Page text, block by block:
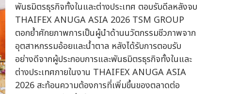
พันธมิตรธุรกิจทั้งในและต่างประเทศ ตอบรับดีลหลังจบ
THAIFEX ANUGA ASIA 2026 TSM GROUP
ตอกย้ำศักยภาพการเป็นผู้นำด้านนวัตกรรมชีวภาพจาก
อุตสาหกรรมอ้อยและน้ำตาล หลังได้รับการตอบรับ
อย่างดีจากผู้ประกอบการและพันธมิตรธุรกิจทั้งในและ
ต่างประเทศภายในงาน THAIFEX ANUGA ASIA
2026 สะท้อนความต้องการที่เพิ่มขึ้นของตลาดต่อ